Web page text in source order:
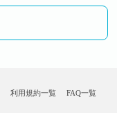
利用規約一覧
FAQ一覧